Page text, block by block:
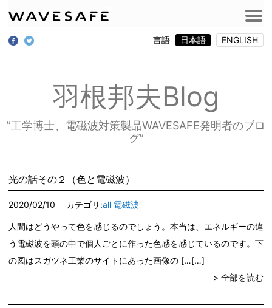
言語 日本語 ENGLISH
羽根邦夫Blog
”工学博士、電磁波対策製品WAVESAFE発明者のブロ
グ”
光の話その２（色と電磁波）
2020/02/10 カテゴリ:all 電磁波
人間はどうやって色を感じるのでしょう。本当は、エネルギーの違
う電磁波を頭の中で個人ごとに作った色感を感じているのです。下
の図はスガツネ工業のサイトにあった画像の […
> 全部を読む